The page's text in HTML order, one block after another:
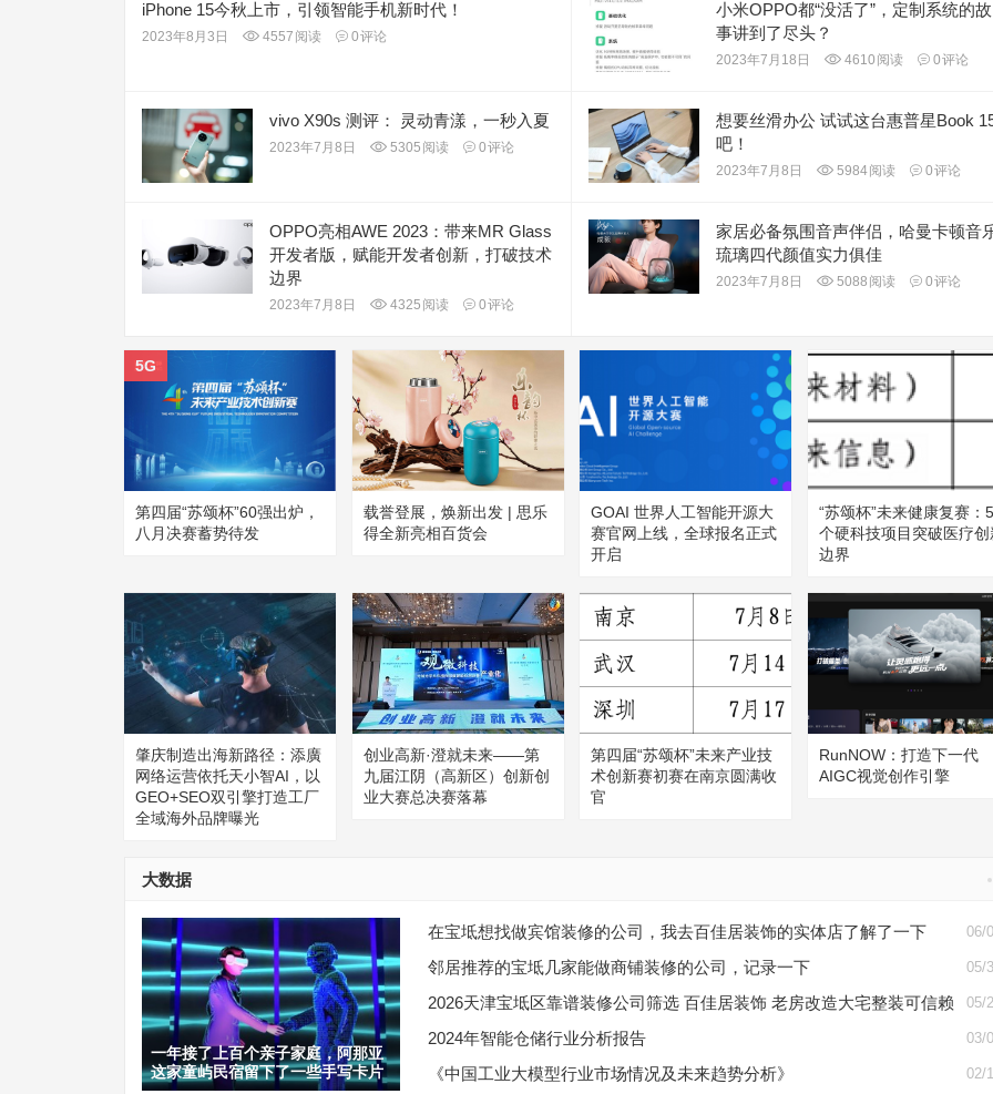
iPhone 15今秋上市，引领智能手机新时代！
2023年8月3日 4557 阅读 0评论
小米OPPO都“没活了”，定制系统的故
事讲到了尽头？
2023年7月18日 4610 阅读 0评论
vivo X90s 测评： 灵动青漾，一秒入夏
2023年7月8日 5305 阅读 0评论
想要丝滑办公 试试这台惠普星Book
吧！
2023年7月8日 5984阅读 0评论
OPPO亮相AWE 2023：带来MR Glass
开发者版，赋能开发者创新，打破技术
边界
2023年7月8日 4325 阅读 0评论
家居必备氛围音声伴侣，哈曼卡顿音
琉璃四代颜值实力俱佳
2023年7月8日 5088 阅读 0评论
5G
第四届“苏颂杯”60强出炉，
八月决赛蓄势待发
载誉登展，焕新出发 | 思乐
得全新亮相百货会
GOAI 世界人工智能开源大
赛官网上线，全球报名正式
开启
“苏颂杯”未来健康复赛：
个硬科技项目突破医疗创
边界
肇庆制造出海新路径：添廣
网络运营依托天小智AI，以
GEO+SEO双引擎打造工厂
全域海外品牌曝光
创业高新·澄就未来——第
九届江阴（高新区）创新创
业大赛总决赛落幕
第四届“苏颂杯”未来产业技
术创新赛初赛在南京圆满收
官
RunNOW：打造下一代
AIGC视觉创作引擎
大数据
一年接了上百个亲子家庭，阿那亚
这家童屿民宿留下了一些手写卡片
在宝坻想找做宾馆装修的公司，我去百佳居装饰的实体店了解了一下 06/
邻居推荐的宝坻几家能做商铺装修的公司，记录一下 05/
2026天津宝坻区靠谱装修公司筛选 百佳居装饰 老房改造大宅整装可信赖 05/
2024年智能仓储行业分析报告 03/
《中国工业大模型行业市场情况及未来趋势分析》 02/